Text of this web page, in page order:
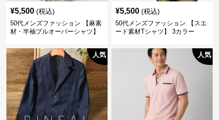
¥5,500 (税込)
50代メンズファッション 【麻素
材・半袖プルオーバーシャツ】
¥5,500 (税込)
50代メンズファッション 【スエ
ード素材Tシャツ】 3カラー
人気 人気